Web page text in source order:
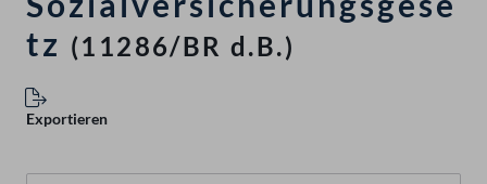
tz (11286/BR d.B.)
Exportieren